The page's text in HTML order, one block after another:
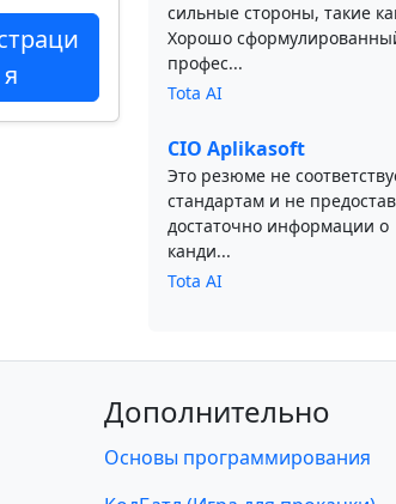
я
сильные стороны, такие
Хорошо
профес...
Tota AI
CIO Aplikasoft
Это резюме не
стандартам и не
достаточно информации о
канди...
Tota AI
Дополнительно
Основы программирования